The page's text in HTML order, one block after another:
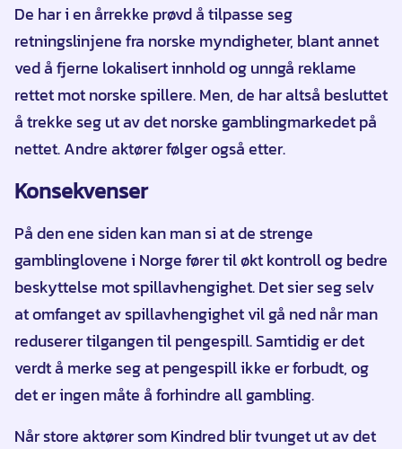
De har i en årrekke prøvd å tilpasse seg
retningslinjene fra norske myndigheter, blant annet
ved å fjerne lokalisert innhold og unngå reklame
rettet mot norske spillere. Men, de har altså besluttet
å trekke seg ut av det norske gamblingmarkedet på
nettet. Andre aktører følger også etter.
Konsekvenser
På den ene siden kan man si at de strenge
gamblinglovene i Norge fører til økt kontroll og bedre
beskyttelse mot spillavhengighet. Det sier seg selv
at omfanget av spillavhengighet vil gå ned når man
reduserer tilgangen til pengespill. Samtidig er det
verdt å merke seg at pengespill ikke er forbudt, og
det er ingen måte å forhindre all gambling.
Når store aktører som Kindred blir tvunget ut av det